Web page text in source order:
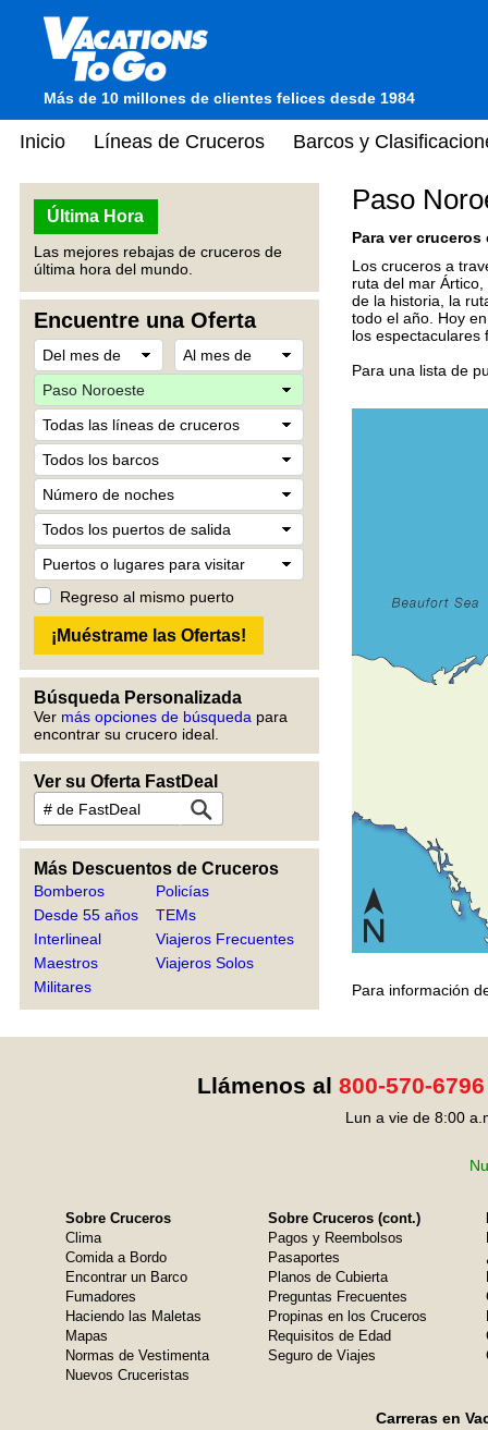
Más de 10 millones de clientes felices desde 1984
Inicio Líneas de Cruceros Barcos y
Última Hora
Las mejores rebajas de cruceros de
última hora del mundo.
Encuentre una Oferta
Regreso al mismo puerto
Búsqueda Personalizada
Ver más opciones de búsqueda para
encontrar su crucero ideal.
Ver su Oferta FastDeal
Más Descuentos de Cruceros
Bomberos
Desde 55 años
Interlineal
Maestros
Militares
Policías
TEMs
Viajeros Frecuentes
Viajeros Solos
Paso
Para ver
Los cruceros a
ruta del mar
de la historia, la
todo el año. Hoy
los espectaculares
Para una lista de
Para información
Llámenos al 800-570-6796
Lun a vie de 8:00
Sobre Cruceros
Clima
Comida a Bordo
Encontrar un Barco
Fumadores
Haciendo las Maletas
Mapas
Normas de Vestimenta
Nuevos Cruceristas
Sobre Cruceros (cont.)
Pagos y Reembolsos
Pasaportes
Planos de Cubierta
Preguntas Frecuentes
Propinas en los Cruceros
Requisitos de Edad
Seguro de Viajes
Carreras en